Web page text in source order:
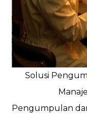
Solusi
Pengumpulan